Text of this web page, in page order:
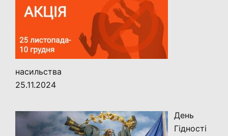
насильства
25.11.2024
День
Гідності